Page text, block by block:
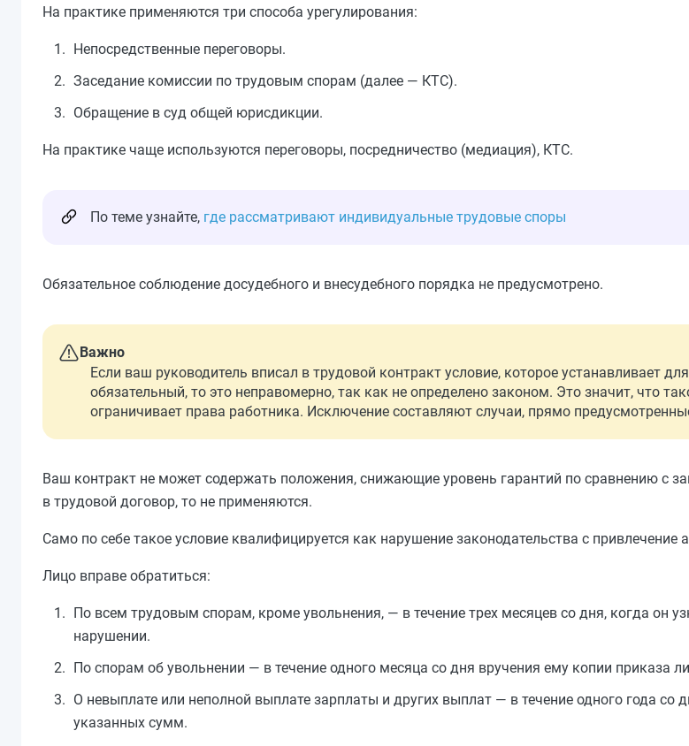
На практике применяются три способа урегулирования:
Непосредственные переговоры.
Заседание комиссии по трудовым спорам (далее — КТС).
Обращение в суд общей юрисдикции.
На практике чаще используются переговоры, посредничество (медиация), КТС.
По теме узнайте, где рассматривают индивидуальные трудовые споры
Обязательное соблюдение досудебного и внесудебного порядка не предусмотрено.
Важно
Если ваш руководитель вписал в трудовой контракт условие, которое устанавливает
обязательный, то это неправомерно, так как не определено законом. Это значит, что
ограничивает права работника. Исключение составляют случаи, прямо
Ваш контракт не может содержать положения, снижающие уровень гарантий по сравнению с
в трудовой договор, то не применяются.
Само по себе такое условие квалифицируется как нарушение законодательства с привлечение
Лицо вправе обратиться:
По всем трудовым спорам, кроме увольнения, — в течение трех месяцев со дня, когда он
нарушении.
По спорам об увольнении — в течение одного месяца со дня вручения ему копии приказа
О невыплате или неполной выплате зарплаты и других выплат — в течение одного года со
указанных сумм.